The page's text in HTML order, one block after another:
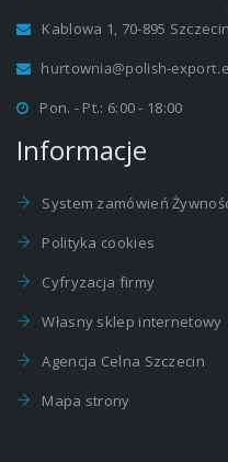
Kablowa 1, 70-895 Szczecin
Pon. - Pt.: 6:00 - 18:00
Informacje
System zamówień
Polityka cookies
Cyfryzacja firmy
Własny sklep internetowy
Agencja Celna Szczecin
Mapa strony